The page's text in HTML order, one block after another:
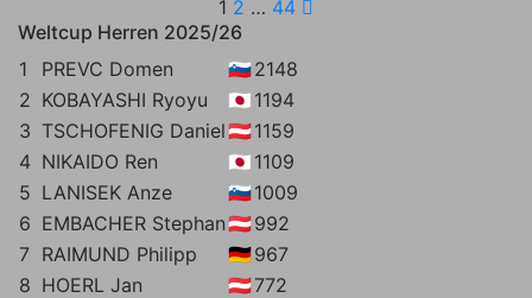
der
Beiträge
1 2 … 44
Weltcup Herren 2025/26
1
PREVC Domen 🇸🇮2148
2 KOBAYASHI Ryoyu 🇯🇵 1194
3 TSCHOFENIG Daniel🇦🇹1159
4 NIKAIDO Ren 🇯🇵 1109
5 LANISEK Anze 🇸🇮1009
6 EMBACHER Stephan🇦🇹992
7 RAIMUND Philipp 🇩🇪967
8 HOERL Jan 🇦🇹772